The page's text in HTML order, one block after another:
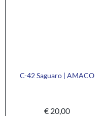
C-42 Saguaro | AMACO
€20,00